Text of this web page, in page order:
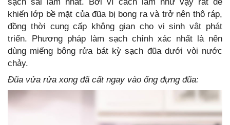
khiến lớp bề mặt của đũa bị bong ra và trở nên thô ráp,
đồng thời cung cấp không gian cho vi sinh vật phát
triển. Phương pháp làm sạch chính xác nhất là nên
dùng miếng bông rửa bát kỳ sạch đũa dưới vòi nước
chảy.
Đũa vửa rửa xong đã cất ngay vào ống đựng đũa: